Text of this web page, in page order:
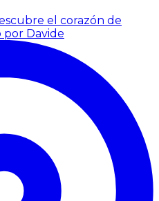
el corazón de
por Davide